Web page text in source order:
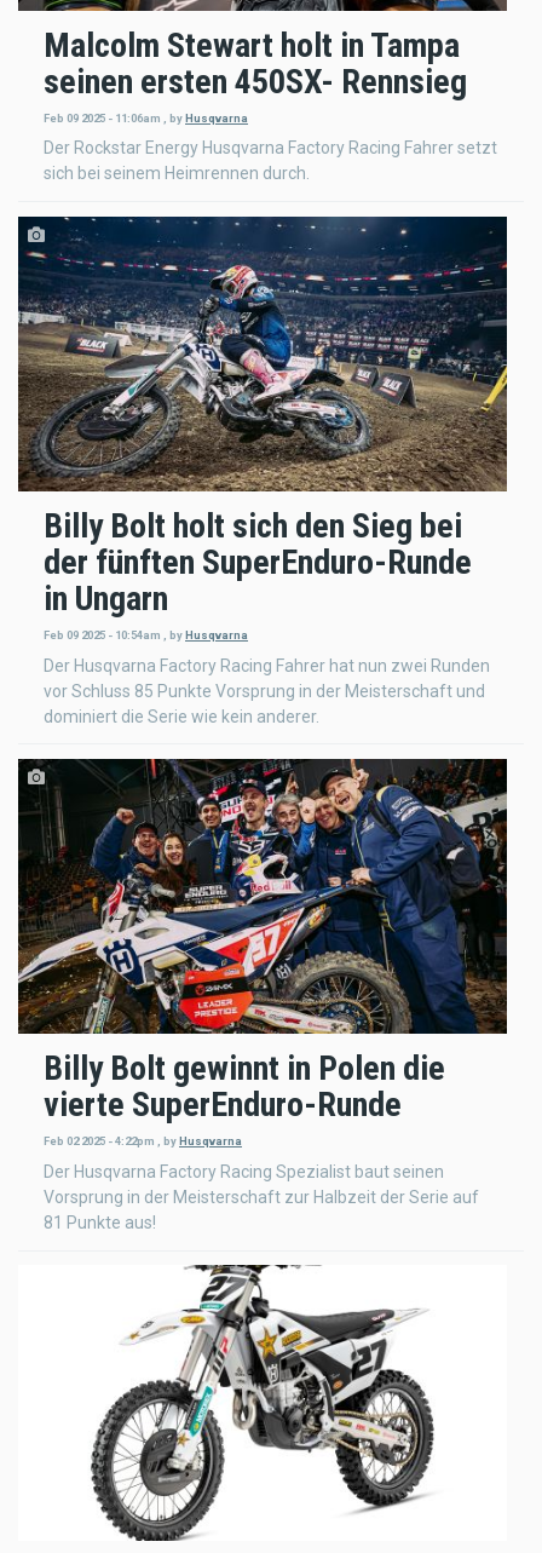
Malcolm Stewart holt in Tampa
seinen ersten 450SX- Rennsieg
Feb 09 2025 - 11:06am byHusqvarna
Der Rockstar Energy Husqvarna Factory Racing Fahrer setzt
sich bei seinem Heimrennen durch.
Billy Bolt holt sich den Sieg bei
der fünften SuperEnduro-Runde
in Ungarn
Feb 09 2025 - 10:54am byHusqvarna
Der Husqvarna Factory Racing Fahrer hat nun zwei Runden
vor Schluss 85 Punkte Vorsprung in der Meisterschaft und
dominiert die Serie wie kein anderer.
Billy Bolt gewinnt in Polen die
vierte SuperEnduro-Runde
Feb 02 2025 - 4:22pm byHusqvarna
Der Husqvarna Factory Racing Spezialist baut seinen
Vorsprung in der Meisterschaft zur Halbzeit der Serie auf
81 Punkte aus!